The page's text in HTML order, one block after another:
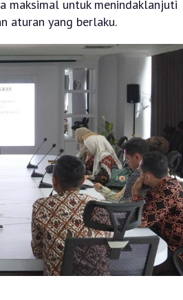
maksimal untuk menindaklanjuti
aturan yang berlaku.